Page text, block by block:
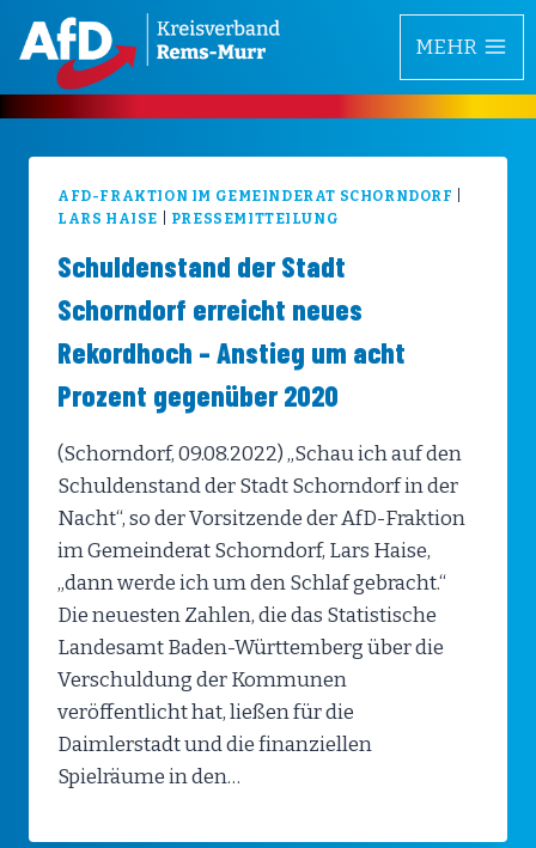
Inhalt
springen
MEHR
AFD-FRAKTION IM GEMEINDERAT SCHORNDORF
LARS HAISE
PRESSEMITTEILUNG
Schuldenstand der Stadt
Schorndorf erreicht neues
Rekordhoch – Anstieg um acht
Prozent gegenüber 2020
(Schorndorf, 09.08.2022) „Schau ich auf den
Schuldenstand der Stadt Schorndorf in der
Nacht“, so der Vorsitzende der AfD-Fraktion
im Gemeinderat Schorndorf, Lars Haise,
„dann werde ich um den Schlaf gebracht.“
Die neuesten Zahlen, die das Statistische
Landesamt Baden-Württemberg über die
Verschuldung der Kommunen
veröffentlicht hat, ließen für die
Daimlerstadt und die finanziellen
Spielräume in den…